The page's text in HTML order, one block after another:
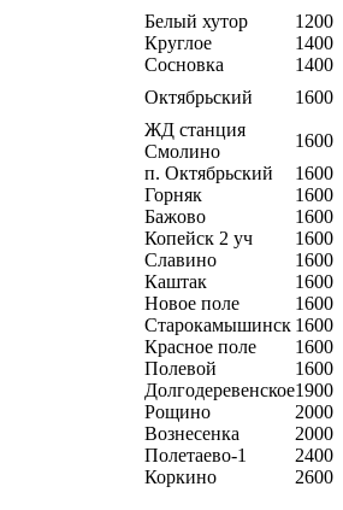
Белый хутор
1200
Круглое
1400
Сосновка
1400
Октябрьский 1600
ЖД станция
Смолино
1600
п. Октябрьский
1600
Горняк
1600
Бажово
1600
Копейск 2 уч
1600
Славино
1600
Каштак
1600
Новое поле
1600
Старокамышинск 1600
Красное поле
1600
Полевой
1600
Долгодеревенское1900
Рощино
2000
Вознесенка
2000
Полетаево-1
2400
Коркино
2600